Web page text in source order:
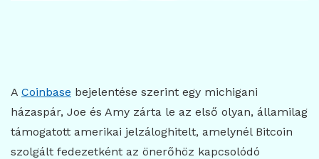
A Coinbase bejelentése szerint egy michigani
házaspár, Joe és Amy zárta le az első olyan, államilag
támogatott amerikai jelzáloghitelt, amelynél Bitcoin
szolgált fedezetként az önerőhöz kapcsolódó